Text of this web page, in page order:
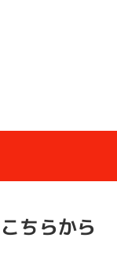
こちらから